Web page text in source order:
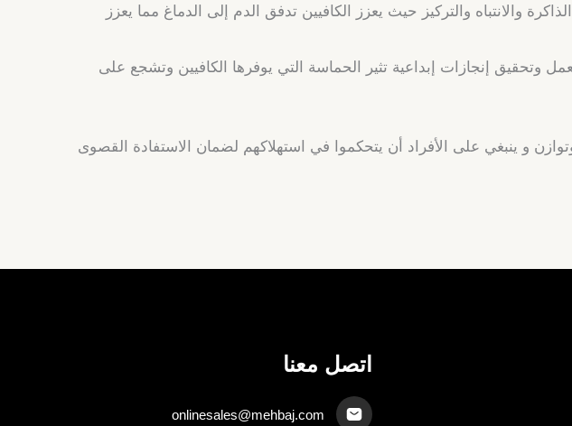
والانتباه والتركيز حيث يعزز الكافيين تدفق الدم إلى الدماغ مما يعزز
إنجازات إبداعية تثير الحماسة التي يوفرها الكافيين وتشجع على
و ينبغي على الأفراد أن يتحكموا في استهلاكهم لضمان الاستفادة القصوى
اتصل معنا
onlinesales@mehbaj.com